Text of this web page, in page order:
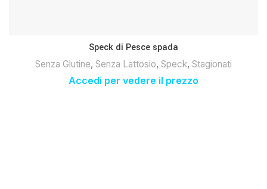
Speck di Pesce spada
Senza Glutine, Senza Lattosio, Speck, Stagionati
Accedi per vedere il prezzo